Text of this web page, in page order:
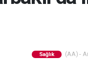
Sağlık (AA) -